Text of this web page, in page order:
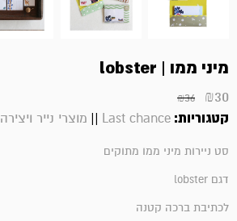
מיני ממו | lobster
₪36 ₪30
קטגוריות: Last chance
|| מוצרי נייר ויצירה
סט ניירות מיני ממו מתוקים
דגם lobster
לכתיבת ברכה קטנה